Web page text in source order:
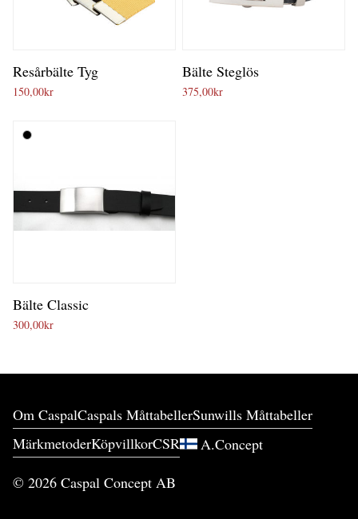
Resårbälte Tyg
150,00kr
Bälte Steglös
375,00kr
Bälte Classic
300,00kr
Om CaspalCaspals MåttabellerSunwills Måttabeller
MärkmetoderKöpvillkorCSR A.Concept
© 2026 Caspal Concept AB